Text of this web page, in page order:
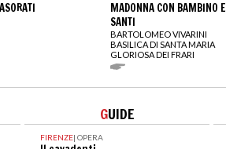
MADONNA CON BAMBINO E
SANTI
BARTOLOMEO VIVARINI
BASILICA DI SANTA MARIA
GLORIOSA DEI FRARI
GUIDE
FIRENZE| OPERA